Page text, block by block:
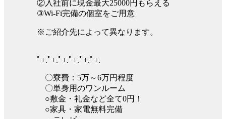
②入社前に現金最大25000円もらえる
③Wi-Fi完備の個室をご用意
※ご紹介先によって異なります。
ﾟ+.ﾟ+.ﾟ+.ﾟ+.ﾟ+.ﾟ+.
〇寮費：5万～6万円程度
〇単身用のワンルーム
○敷金・礼金など全て0円！
○家具・家電無料完備